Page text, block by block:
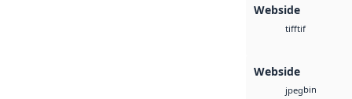
Webside
tifftif
Webside
jpegbin